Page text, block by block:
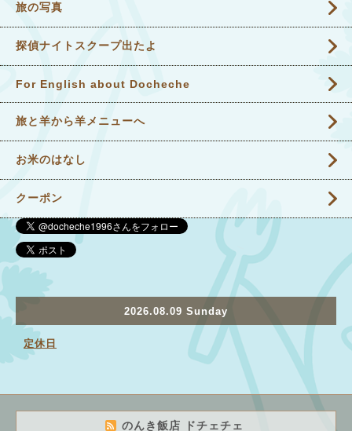
旅の写真
探偵ナイトスクープ出たよ
For English about Docheche
旅と羊から羊メニューへ
お米のはなし
クーポン
2026.08.09 Sunday
定休日
のんき飯店 ドチェチェ